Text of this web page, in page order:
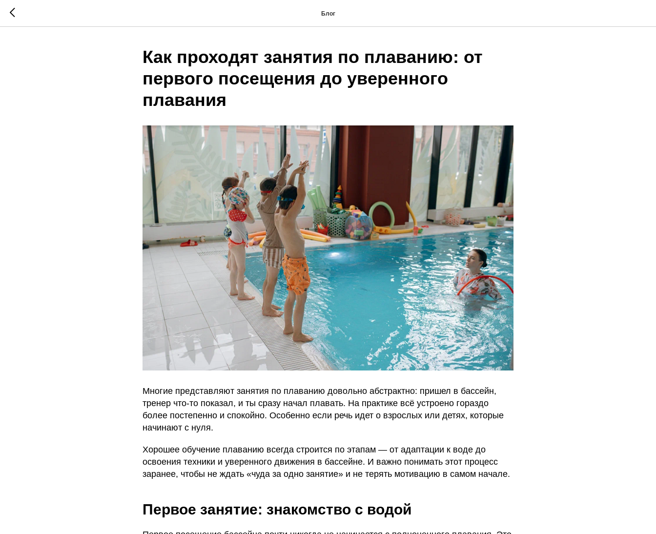
Блог
Как проходят занятия по плаванию: от
первого посещения до уверенного
плавания
Многие представляют занятия по плаванию довольно абстрактно: пришел в бассейн,
тренер что-то показал, и ты сразу начал плавать. На практике всё устроено гораздо
более постепенно и спокойно. Особенно если речь идет о взрослых или детях, которые
начинают с нуля.
Хорошее обучение плаванию всегда строится по этапам — от адаптации к воде до
освоения техники и уверенного движения в бассейне. И важно понимать этот процесс
заранее, чтобы не ждать «чуда за одно занятие» и не терять мотивацию в самом начале.
Первое занятие: знакомство с водой